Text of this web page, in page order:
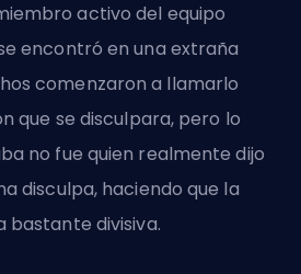
activo del equipo
encontró en una extraña
comenzaron a llamarlo
que se disculpara, pero lo
no fue quien realmente dijo
disculpa, haciendo que la
divisiva.